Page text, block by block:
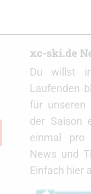
xc-ski.de
Du willst
Laufenden
für unseren
der Saison
einmal pro
News und
Einfach hier